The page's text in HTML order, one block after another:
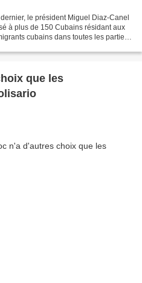
le président Miguel Diaz-Canel
à plus de 150 Cubains résidant aux
cubains dans toutes les parties
que les